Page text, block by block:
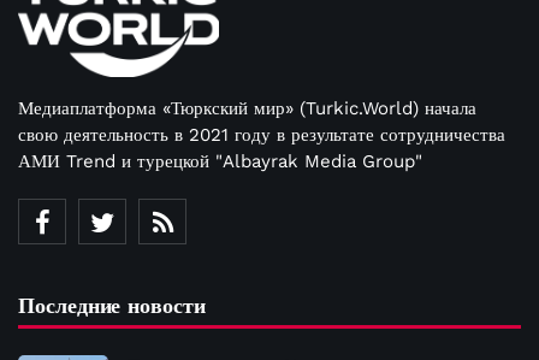
Медиаплатформа «Тюркский мир» (Turkic.World) начала
свою деятельность в 2021 году в результате сотрудничества
АМИ Trend и турецкой "Albayrak Media Group"
Последние новости